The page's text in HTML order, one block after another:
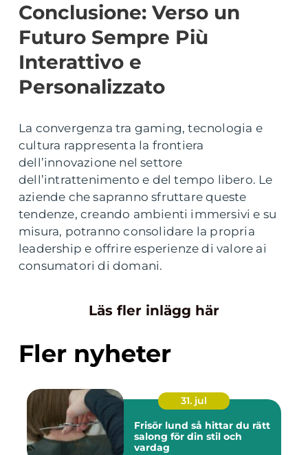
Conclusione: Verso un
Futuro Sempre Più
Interattivo e
Personalizzato
La convergenza tra gaming, tecnologia e
cultura rappresenta la frontiera
dell’innovazione nel settore
dell’intrattenimento e del tempo libero. Le
aziende che sapranno sfruttare queste
tendenze, creando ambienti immersivi e su
misura, potranno consolidare la propria
leadership e offrire esperienze di valore ai
consumatori di domani.
Läs fler inlägg här
Fler nyheter
31. jul
Frisör lund så hittar du rätt
salong för din stil och
vardag